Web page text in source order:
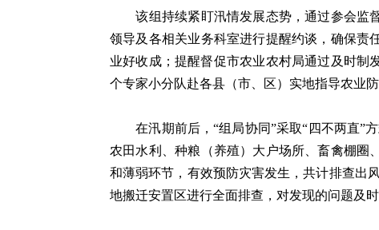
该组持续紧盯汛情发展态势，通过参会监督
领导及各相关业务科室进行提醒约谈，确保责
业好收成；提醒督促市农业农村局通过及时制
个专家小分队赴各县（市、区）实地指导农业防
在汛期前后，“组局协同”采取“四不两直”方
农田水利、种粮（养殖）大户场所、畜禽棚圈
和薄弱环节，有效预防灾害发生，共计排查出
地搬迁安置区进行全面排查，对发现的问题及